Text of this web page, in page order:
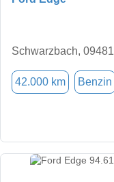
Schwarzbach, 09481
42.000 km Benzin